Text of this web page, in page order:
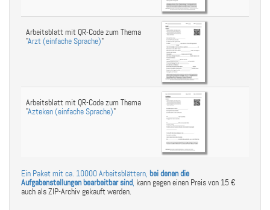
Arbeitsblatt mit QR-Code zum Thema
"Arzt (einfache Sprache)"
Arbeitsblatt mit QR-Code zum Thema
"Azteken (einfache Sprache)"
Ein Paket mit ca. 10000 Arbeitsblättern, bei denen die
Aufgabenstellungen bearbeitbar sind, kann gegen einen Preis von 15 €
auch als ZIP-Archiv gekauft werden.